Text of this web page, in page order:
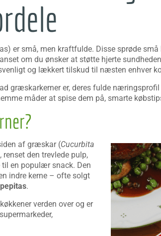
er små, men kraftfulde. Disse sprøde
om du ønsker at støtte hjerte
og lækkert tilskud til næsten enhver
græskarkerner er, deres fulde
måder at spise dem på, smarte
af græskar (Cucurbita
den trevlede pulp,
til en populær snack. Den
indre kerne – ofte solgt
pepitas.
verden over og er